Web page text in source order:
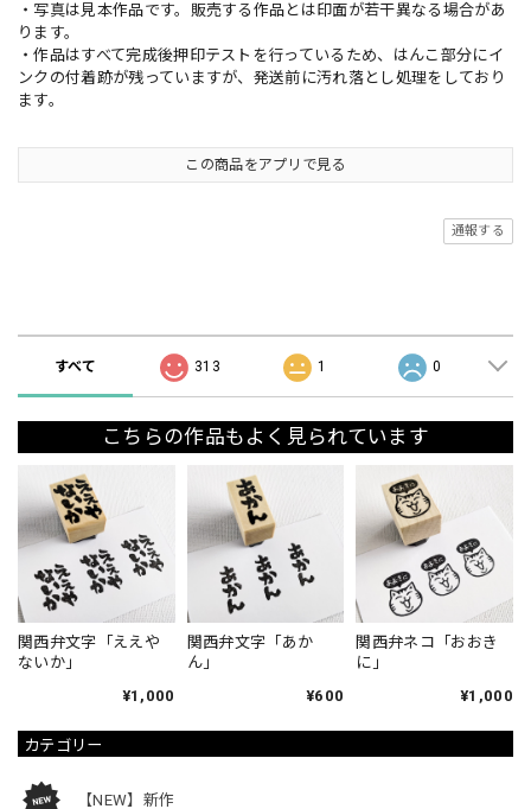
カテゴリー
【NEW】新作
・写真は見本作品です。販売する作品とは印面が若干異なる場合があ
ります。
・作品はすべて完成後押印テストを行っているため、はんこ部分にイ
ンクの付着跡が残っていますが、発送前に汚れ落とし処理をしており
ます。
この商品をアプリで見る
通報する
すべて 313 1 0
こちらの作品もよく見られています
関西弁文字「ええや
ないか」
¥1,000
関西弁文字「あか
ん」
¥600
関西弁ネコ「おおき
に」
¥1,000